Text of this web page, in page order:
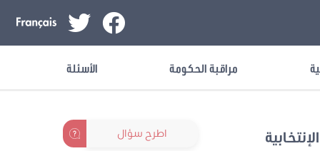
مراقبة الحكومة الأسئلة
اطرح سؤال